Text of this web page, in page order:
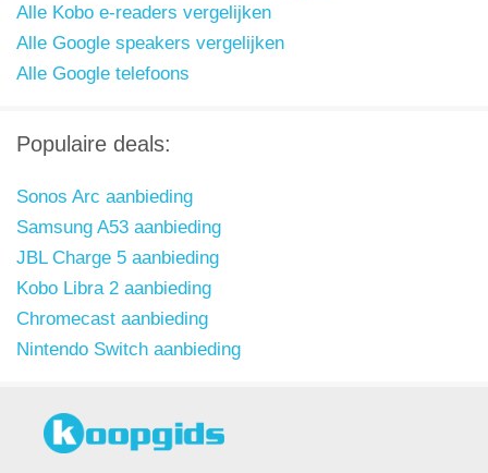
Alle Kobo e-readers vergelijken
Alle Google speakers vergelijken
Alle Google telefoons
Populaire deals:
Sonos Arc aanbieding
Samsung A53 aanbieding
JBL Charge 5 aanbieding
Kobo Libra 2 aanbieding
Chromecast aanbieding
Nintendo Switch aanbieding